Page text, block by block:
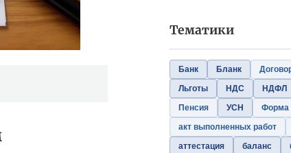
Тематики
Банк Бланк
Льготы
НДС НДФЛ
Пенсия
УСН
Форма
акт выполненных работ
аттестация
баланс